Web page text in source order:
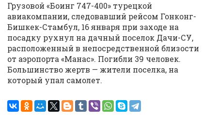
Грузовой «Боинг 747-400» турецкой
авиакомпании, следовавший рейсом Гонконг-
Бишкек-Стамбул, 16 января при заходе на
посадку рухнул на дачный поселок Дачи-СУ,
расположенный в непосредственной близости
от аэропорта «Манас». Погибли 39 человек.
Большинство жертв — жители поселка, на
который упал самолет.